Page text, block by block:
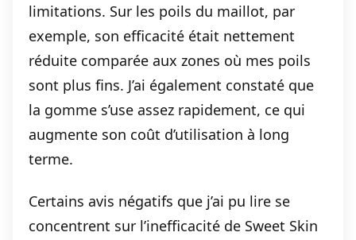
limitations. Sur les poils du maillot, par
exemple, son efficacité était nettement
réduite comparée aux zones où mes poils
sont plus fins. J’ai également constaté que
la gomme s’use assez rapidement, ce qui
augmente son coût d’utilisation à long
terme.
Certains avis négatifs que j’ai pu lire se
concentrent sur l’inefficacité de Sweet Skin